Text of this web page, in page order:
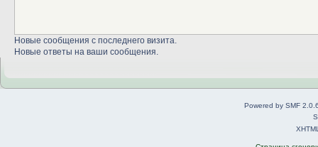
Новые сообщения с последнего визита.
Новые ответы на ваши сообщения.
Powered by SMF